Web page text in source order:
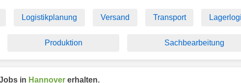
Logistikplanung Versand Transport
Produktion Sachbearbeitung
in Hannover erhalten.